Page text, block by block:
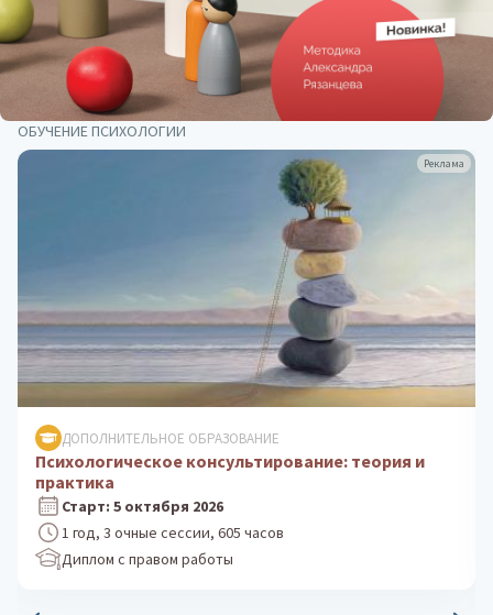
ОБУЧЕНИЕ ПСИХОЛОГИИ
Реклама
ДОПОЛНИТЕЛЬНОЕ ОБРАЗОВАНИЕ
Клиническая психология: практика
психологического консультирования
Старт: 24 августа 2026
1 год, 3 очные сессии, 605 часов
Диплом с правом работы